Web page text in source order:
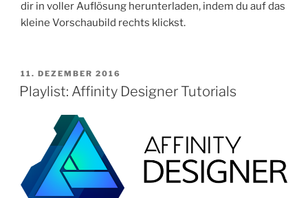
dir in voller Auflösung herunterladen, indem du auf das
kleine Vorschaubild rechts klickst.
VERÖFFENTLICHT
AM
11. DEZEMBER 2016
Playlist: Affinity Designer Tutorials